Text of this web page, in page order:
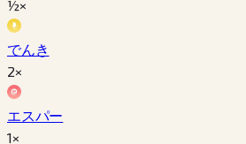
½×
でんき
2×
エスパー
1×